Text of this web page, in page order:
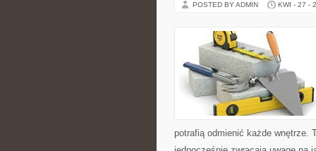
POSTED BY ADMIN KWI - 27 -
potrafią odmienić każde wnętrze.